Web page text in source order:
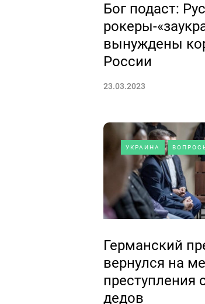
Бог подаст:
рокеры-
вынуждены
России
23.03.2023
УКРАИНА
Германский
вернулся на
преступления
дедов